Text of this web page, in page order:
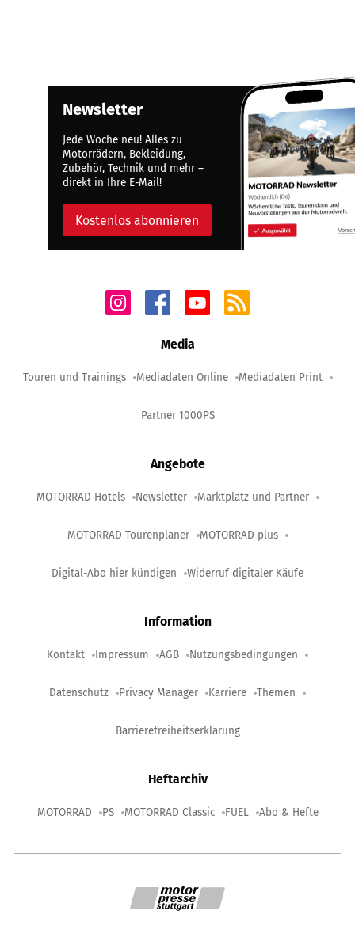
Newsletter
Jede Woche neu! Alles zu
Motorrädern, Bekleidung,
Zubehör, Technik und mehr –
direkt in Ihre E-Mail!
Kostenlos abonnieren
Media
Touren und Trainings Mediadaten Online Mediadaten Print
Partner 1000PS
Angebote
MOTORRAD Hotels Newsletter Marktplatz und Partner
MOTORRAD Tourenplaner MOTORRAD plus
Digital-Abo hier kündigen Widerruf digitaler Käufe
Information
Kontakt Impressum AGB Nutzungsbedingungen
Datenschutz Privacy Manager Karriere Themen
Barrierefreiheitserklärung
Heftarchiv
MOTORRAD PS MOTORRAD Classic FUEL Abo & Hefte